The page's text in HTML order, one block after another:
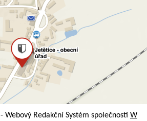
- Webový Redakční Systém společnosti W